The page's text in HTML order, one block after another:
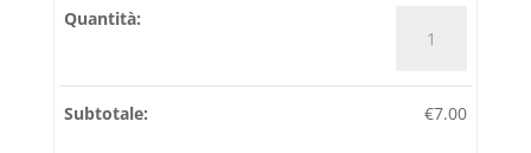
Natale
2
€7.00